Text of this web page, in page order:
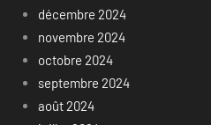
décembre 2024
novembre 2024
octobre 2024
septembre 2024
août 2024